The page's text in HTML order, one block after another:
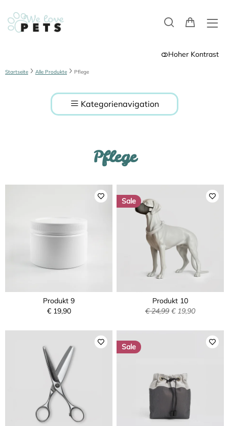
Hoher Kontrast
Startseite Alle Produkte Pflege
Kategorienavigation
Pflege
Produkt 9
€ 19,90
Sale
Produkt 10
€ 24,99 € 19,90
Sale